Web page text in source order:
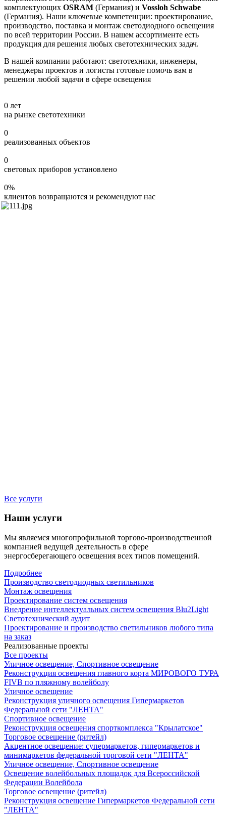
комплектующих OSRAM (Германия) и Vossloh Schwabe
(Германия). Наши ключевые компетенции: проектирование,
производство, поставка и монтаж светодиодного освещения
по всей территории России. В нашем ассортименте есть
продукция для решения любых светотехнических задач.
В нашей компании работают: светотехники, инженеры,
менеджеры проектов и логисты готовые помочь вам в
решении любой задачи в сфере освещения
0 лет
на рынке светотехники
0
реализованных объектов
0
световых приборов установлено
0%
клиентов возвращаются и рекомендуют нас
Все услуги
Наши услуги
Мы являемся многопрофильной торгово-производственной
компанией ведущей деятельность в сфере
энергосберегающего освещения всех типов помещений.
Подробнее
Производство светодиодных светильников
Монтаж освещения
Проектирование систем освещения
Внедрение интеллектуальных систем освещения Blu2Light
Светотехнический аудит
Проектирование и производство светильников любого типа
на заказ
Реализованные проекты
Все проекты
Уличное освещение, Спортивное освещение
Реконструкция освещения главного корта МИРОВОГО ТУРА
FIVB по пляжному волейболу
Уличное освещение
Реконструкция уличного освещения Гипермаркетов
Федеральной сети "ЛЕНТА"
Спортивное освещение
Реконструкция освещения спорткомплекса "Крылатское"
Торговое освещение (ритейл)
Акцентное освещение: супермаркетов, гипермаркетов и
минимаркетов федеральной торговой сети "ЛЕНТА"
Уличное освещение, Спортивное освещение
Освещение волейбольных площадок для Всероссийской
Федерации Волейбола
Торговое освещение (ритейл)
Реконструкция освещение Гипермаркетов Федеральной сети
"ЛЕНТА"